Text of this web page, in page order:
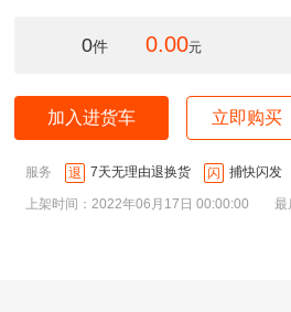
0件 0.00元
加入进货车 立即购买
服务 退 7天无理由退换货 闪 捕快闪发
上架时间：2022年06月17日 00:00:00 最